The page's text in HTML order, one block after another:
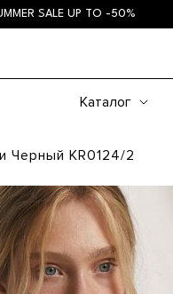
SALE UP TO -50%
Каталог
Черный KR0124/2